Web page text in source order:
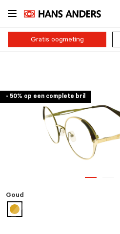
Ga
naar
inhoud
Gratis oogmeting
- 50% op een complete bril
Goud
geselecteerd